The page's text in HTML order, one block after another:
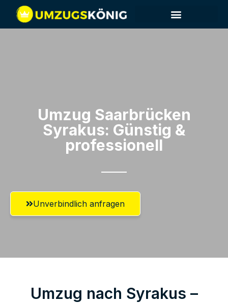
Umzug Saarbrücken​
Syrakus: Günstig &
professionell​
Unverbindlich anfragen
Umzug nach Syrakus –